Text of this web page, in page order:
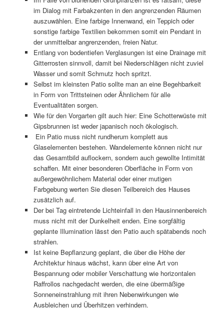
im Dialog mit Farbakzenten in den angrenzenden Räumen
auszuwählen. Eine farbige Innenwand, ein Teppich oder
sonstige farbige Textilien bekommen somit ein Pendant in
der unmittelbar angrenzenden, freien Natur.
Entlang von bodentiefen Verglasungen ist eine Drainage mit
Gitterrosten sinnvoll, damit bei Niederschlägen nicht zuviel
Wasser und somit Schmutz hoch spritzt.
Selbst im kleinsten Patio sollte man an eine Begehbarkeit
in Form von Trittsteinen oder Ähnlichem für alle
Eventualitäten sorgen.
Wie für den Vorgarten gilt auch hier: Eine Schotterwüste mit
Gipsbrunnen ist weder japanisch noch ökologisch.
Ein Patio muss nicht rundherum komplett aus
Glaselementen bestehen. Wandelemente können nicht nur
das Gesamtbild auflockern, sondern auch gewollte Intimität
schaffen. Mit einer besonderen Oberfläche in Form von
außergewöhnlichem Material oder einer mutigen
Farbgebung werten Sie diesen Teilbereich des Hauses
zusätzlich auf.
Der bei Tag eintretende Lichteinfall in den Hausinnenbereich
muss nicht mit der Dunkelheit enden. Eine sorgfältig
geplante Illumination lässt den Patio auch spätabends noch
strahlen.
Ist keine Bepflanzung geplant, die über die Höhe der
Architektur hinaus wächst, kann über eine Art von
Bespannung oder mobiler Verschattung wie horizontalen
Raffrollos nachgedacht werden, die eine übermäßige
Sonneneinstrahlung mit ihren Nebenwirkungen wie
Ausbleichen und Überhitzen verhindern.